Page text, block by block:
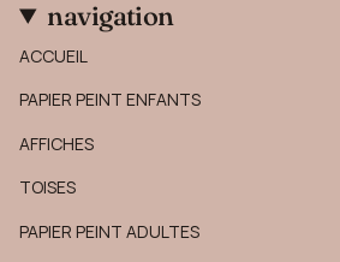
navigation
ACCUEIL
PAPIER PEINT ENFANTS
AFFICHES
TOISES
PAPIER PEINT ADULTES